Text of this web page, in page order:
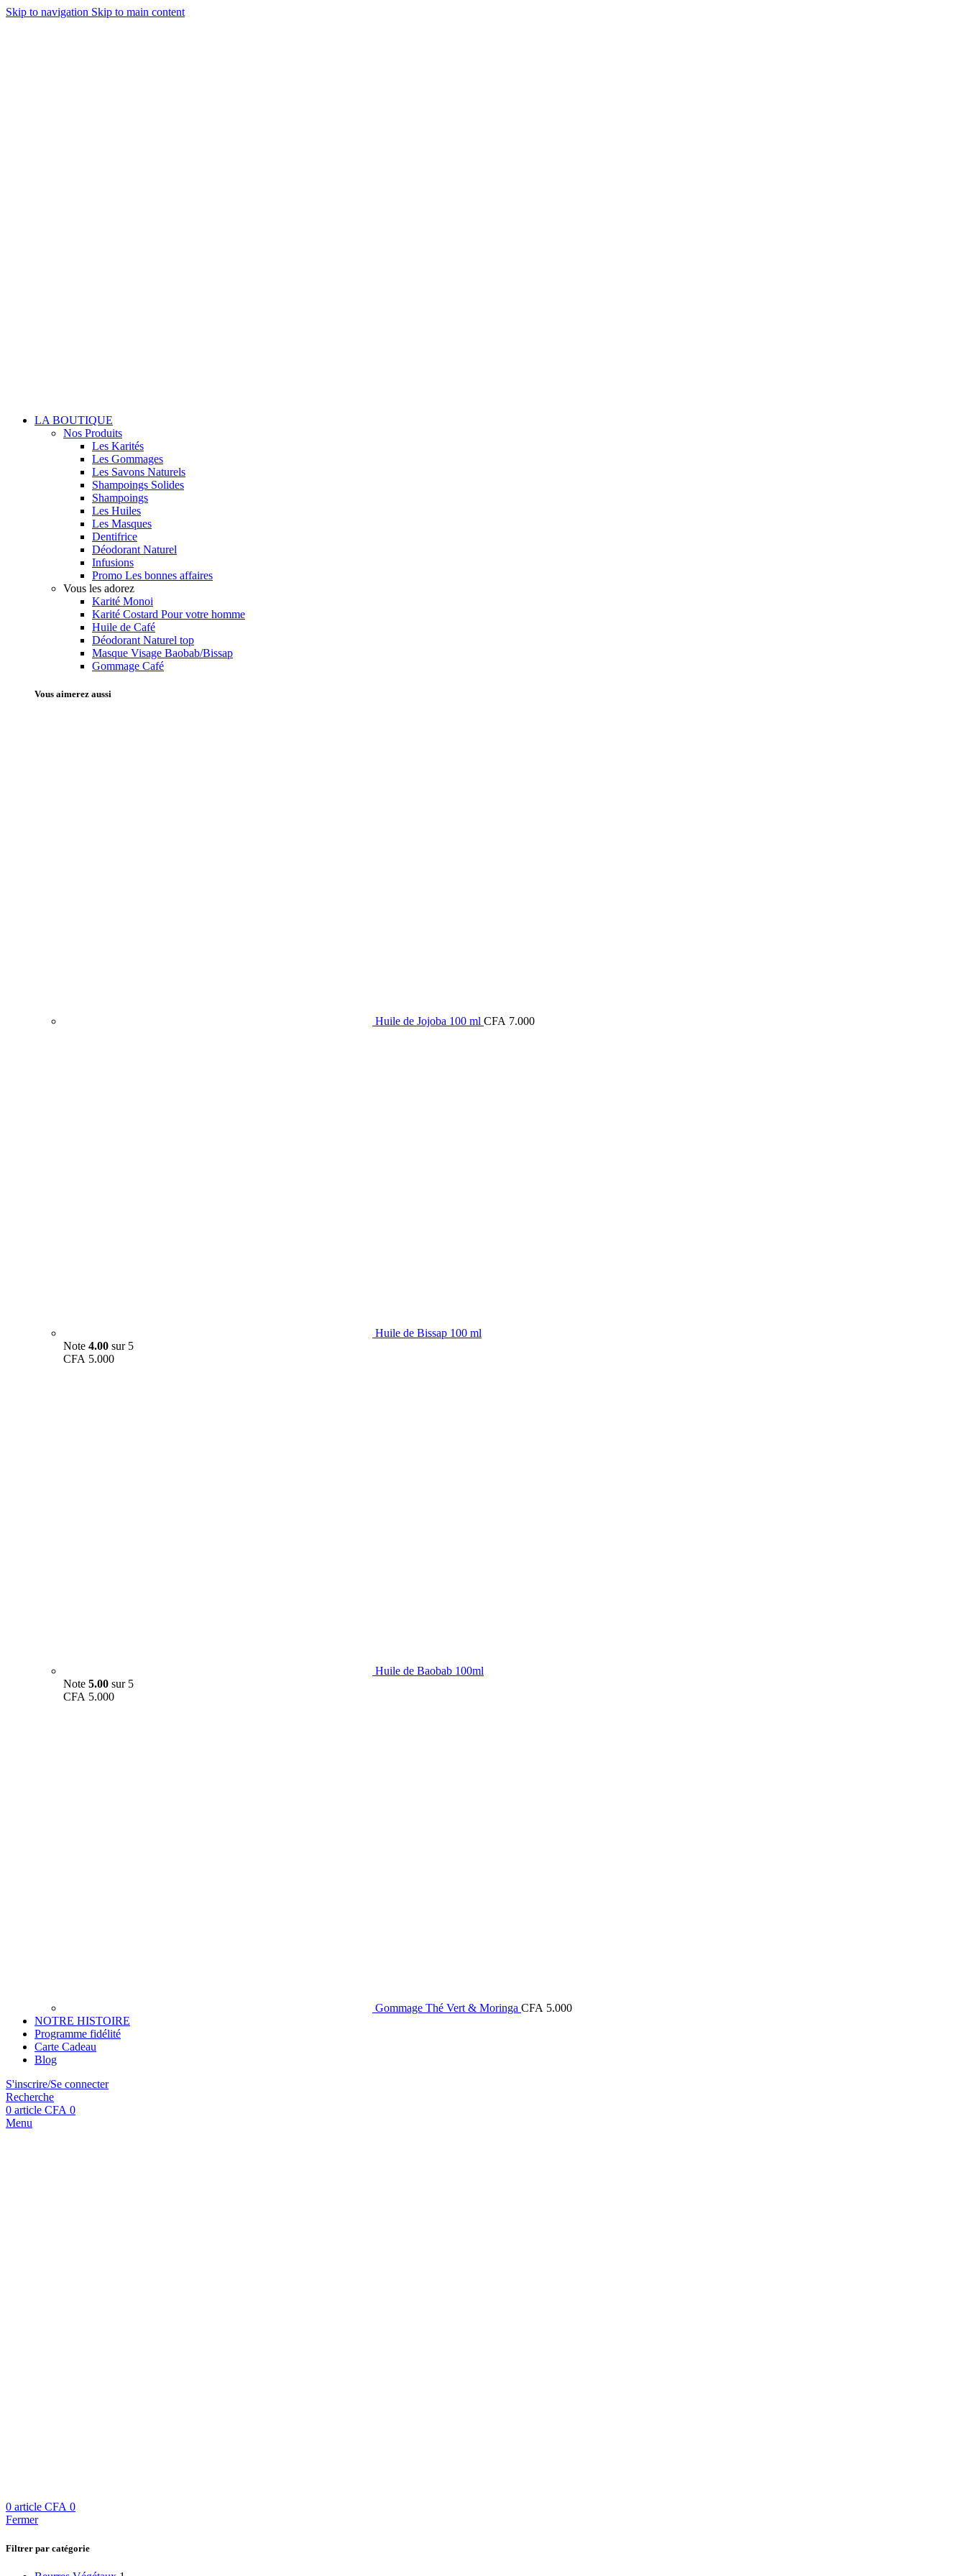
Skip to navigation Skip to main content
LA BOUTIQUE
Nos Produits
Les Karités
Les Gommages
Les Savons Naturels
Shampoings Solides
Shampoings
Les Huiles
Les Masques
Dentifrice
Déodorant Naturel
Infusions
Promo Les bonnes affaires
Vous les adorez
Karité Monoi
Karité Costard Pour votre homme
Huile de Café
Déodorant Naturel top
Masque Visage Baobab/Bissap
Gommage Café
Vous aimerez aussi
Huile de Jojoba 100 ml CFA 7.000
Huile de Bissap 100 ml
Note 4.00 sur 5
CFA 5.000
Huile de Baobab 100ml
Note 5.00 sur 5
CFA 5.000
Gommage Thé Vert & Moringa CFA 5.000
NOTRE HISTOIRE
Programme fidélité
Carte Cadeau
Blog
S'inscrire/Se connecter
Recherche
0 article CFA 0
Menu
0 article CFA 0
Fermer
Filtrer par catégorie